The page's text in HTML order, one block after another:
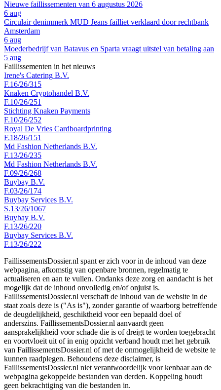
Nieuwe faillissementen van 6 augustus 2026
6 aug
Circulair denimmerk MUD Jeans failliet verklaard door rechtbank
Amsterdam
6 aug
Moederbedrijf van Batavus en Sparta vraagt uitstel van betaling aan
5 aug
Faillissementen in het nieuws
Irene's Catering B.V.
F.16/26/315
Knaken Cryptohandel B.V.
F.10/26/251
Stichting Knaken Payments
F.10/26/252
Royal De Vries Cardboardprinting
F.18/26/151
Md Fashion Netherlands B.V.
F.13/26/235
Md Fashion Netherlands B.V.
F.09/26/268
Buybay B.V.
F.03/26/174
Buybay Services B.V.
S.13/26/1067
Buybay B.V.
F.13/26/220
Buybay Services B.V.
F.13/26/222
FaillissementsDossier.nl spant er zich voor in de inhoud van deze
webpagina, afkomstig van openbare bronnen, regelmatig te
actualiseren en aan te vullen. Ondanks deze zorg en aandacht is het
mogelijk dat de inhoud onvolledig en/of onjuist is.
FaillissementsDossier.nl verschaft de inhoud van de website in de
staat zoals deze is ("As is"), zonder garantie of waarborg betreffende
de deugdelijkheid, geschiktheid voor een bepaald doel of
anderszins. FaillissementsDossier.nl aanvaardt geen
aansprakelijkheid voor schade die is of dreigt te worden toegebracht
en voortvloeit uit of in enig opzicht verband houdt met het gebruik
van FaillissementsDossier.nl of met de onmogelijkheid de website te
kunnen raadplegen. Behoudens deze disclaimer, is
FaillissementsDossier.nl niet verantwoordelijk voor kenbaar aan de
webpagina gekoppelde bestanden van derden. Koppeling houdt
geen bekrachtiging van die bestanden in.